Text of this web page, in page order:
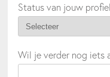
Status van jouw
Wil je verder nog iets